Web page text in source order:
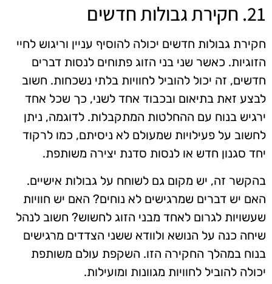
21. חקירת גבולות חדשים
חקירת גבולות חדשים יכולה להוסיף עניין וריגוש לחיי
הזוגיות. כאשר שני בני הזוג פתוחים לנסות דברים
חדשים, זה יכול להוביל לחוויות בלתי נשכחות. חשוב
לבצע זאת בתיאום ובכבוד אחד לשני, כך שכל אחד
ירגיש בנוח עם ההחלטות המתקבלות. לדוגמה, ניתן
לחשוב על פעילויות שמעולם לא ניסיתם, כמו לרקוד
יחד סגנון חדש או לנסות סדנת יצירה משותפת.
בהקשר זה, יש מקום גם לשוחח על גבולות אישיים.
האם יש דברים שמרגישים לא נוחים? האם יש חוויות
שעשויות לגרום לאחד מבני הזוג לחשוש? חשוב לנהל
שיחה כנה על הנושא ולוודא ששני הצדדים מרגישים
בנוח במהלך החקירה הזו. השקפת עולם משותפת
יכולה להוביל לחוויות מגוונות ומועילות.